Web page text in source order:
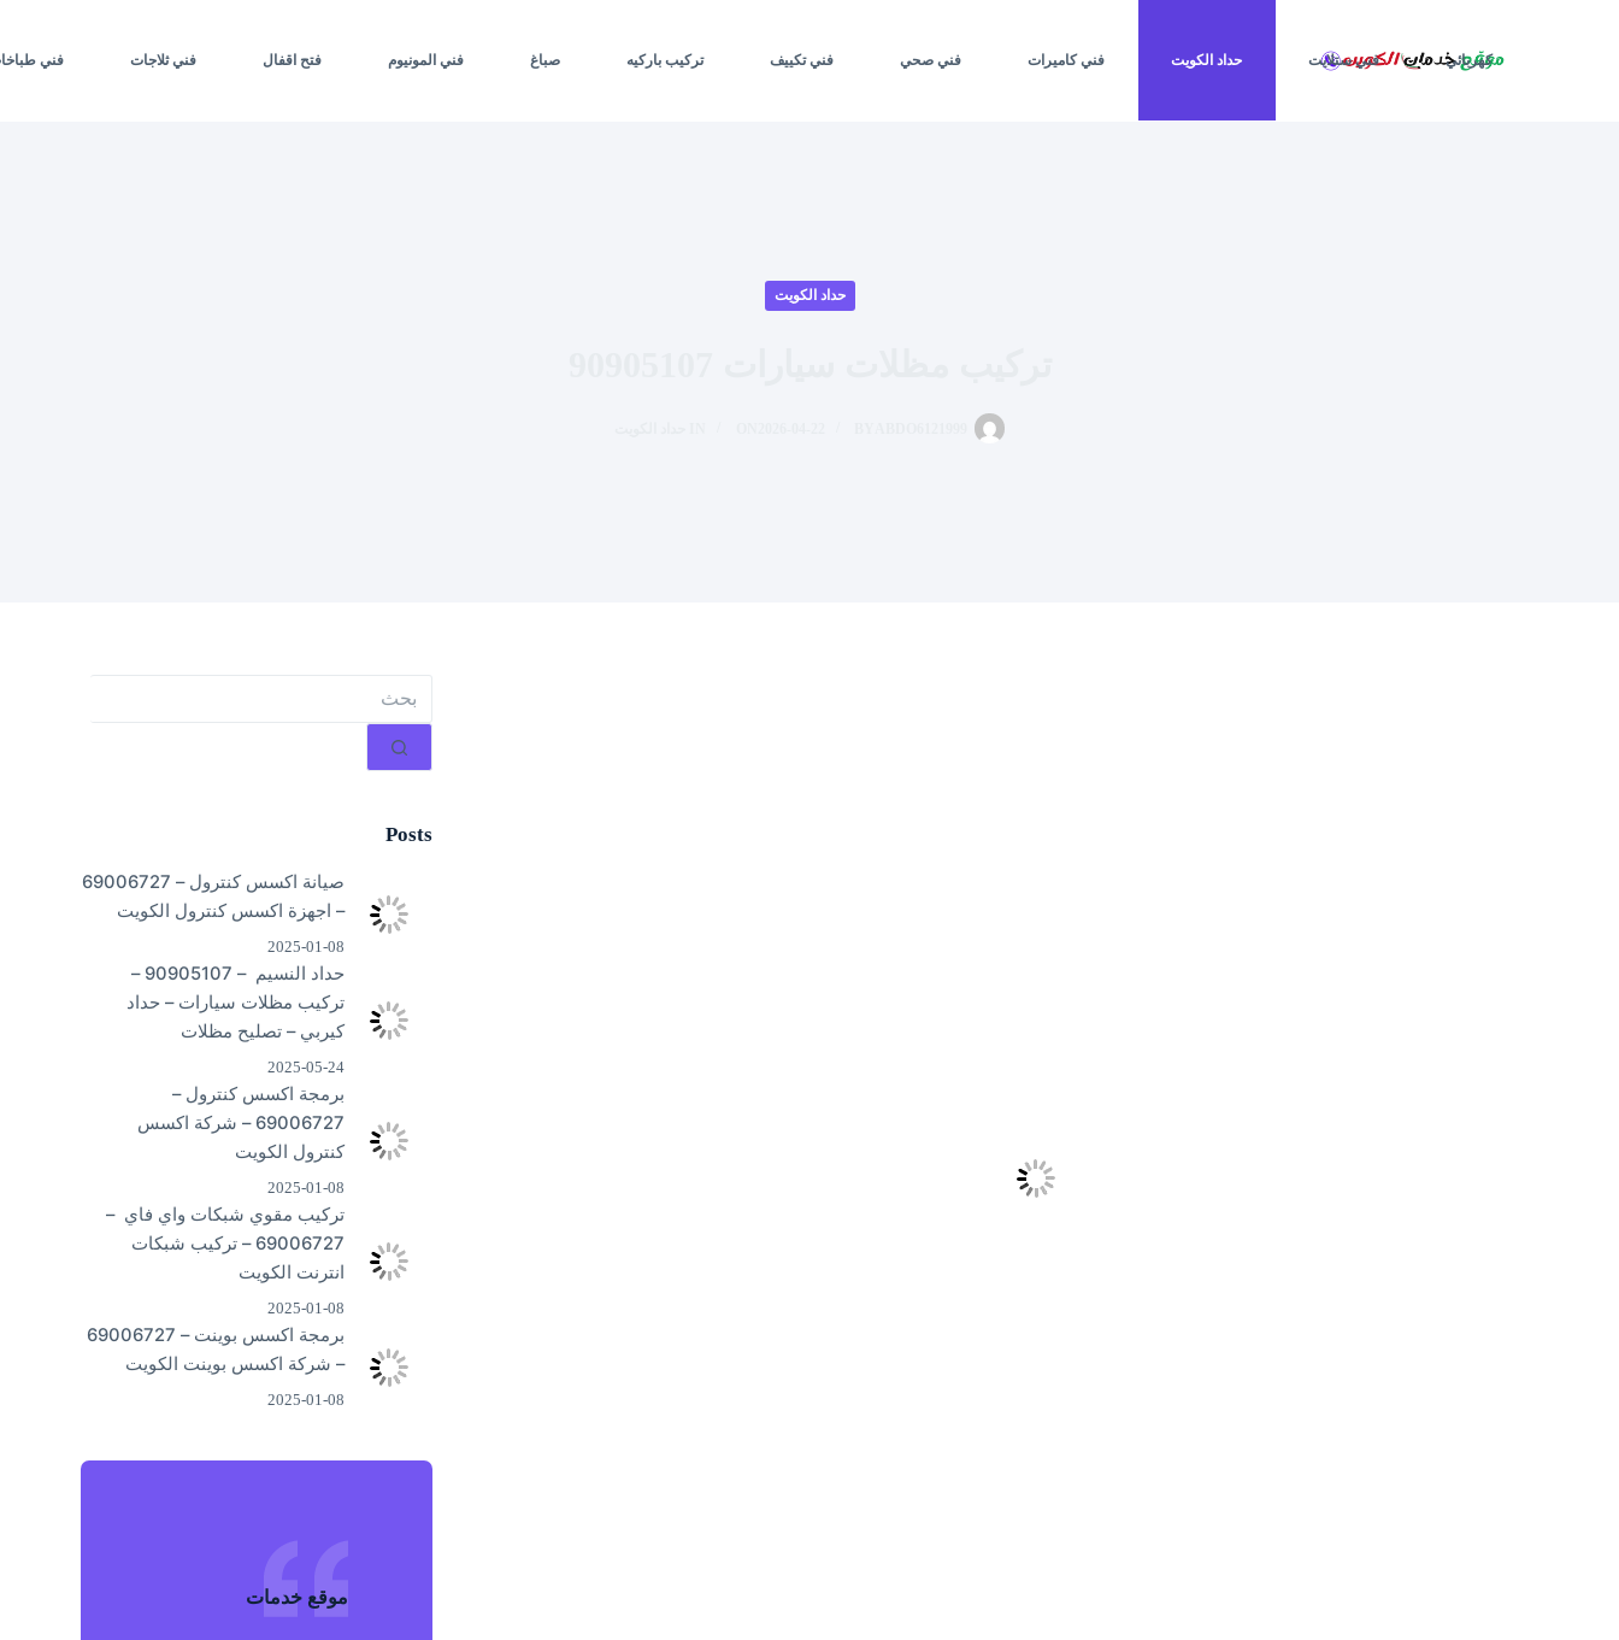
كهربائي فني ستلايت حداد الكويت فني كاميرات فني صحي فني تكييف تركيب باركيه صباغ فني المونيوم فتح اقفال فني ثلاجات فني
حداد الكويت
توجد
نتائج
Posts
صيانة اكسس كنترول – 69006727
– اجهزة اكسس كنترول الكويت
2025-01-08
حداد النسيم – 90905107 –
تركيب مظلات سيارات – حداد
كيربي – تصليح مظلات
2025-05-24
برمجة اكسس كنترول –
69006727 – شركة اكسس
كنترول الكويت
2025-01-08
تركيب مقوي شبكات واي فاي –
69006727 – تركيب شبكات
انترنت الكويت
2025-01-08
برمجة اكسس بوينت – 69006727
– شركة اكسس بوينت الكويت
2025-01-08
موقع خدمات